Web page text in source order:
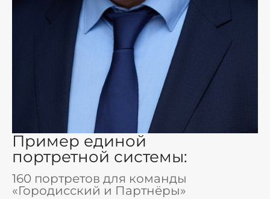
Пример единой
портретной системы:
160 портретов для команды
«Городисский и Партнёры»